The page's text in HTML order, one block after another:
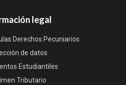
legal
Derechos Pecuniarios
de datos
Estudiantiles
Tributario